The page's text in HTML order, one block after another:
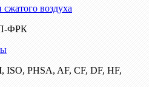
воздуха
ФРК
PHSA, AF, CF, DF, HF,